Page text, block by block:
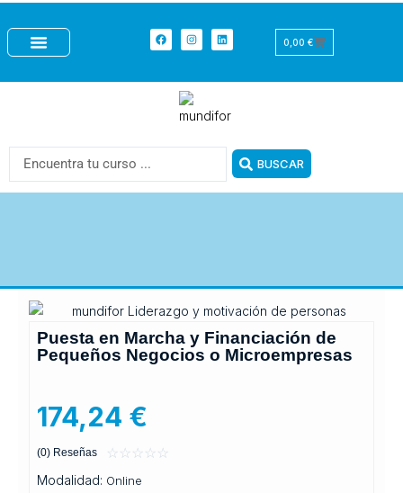
al
contenido
FacebookInstagramLinkedin
0,00€Carrito
Search
BUSCAR
Puesta en Marcha y Financiación de
Pequeños Negocios o Microempresas
174,24 €
(0) Reseñas ☆ ☆ ☆ ☆ ☆
Modalidad: Online